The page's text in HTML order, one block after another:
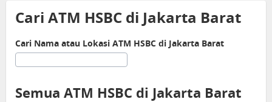
Cari ATM HSBC di Jakarta Barat
Cari Nama atau Lokasi ATM HSBC di Jakarta Barat
Semua ATM HSBC di Jakarta Barat